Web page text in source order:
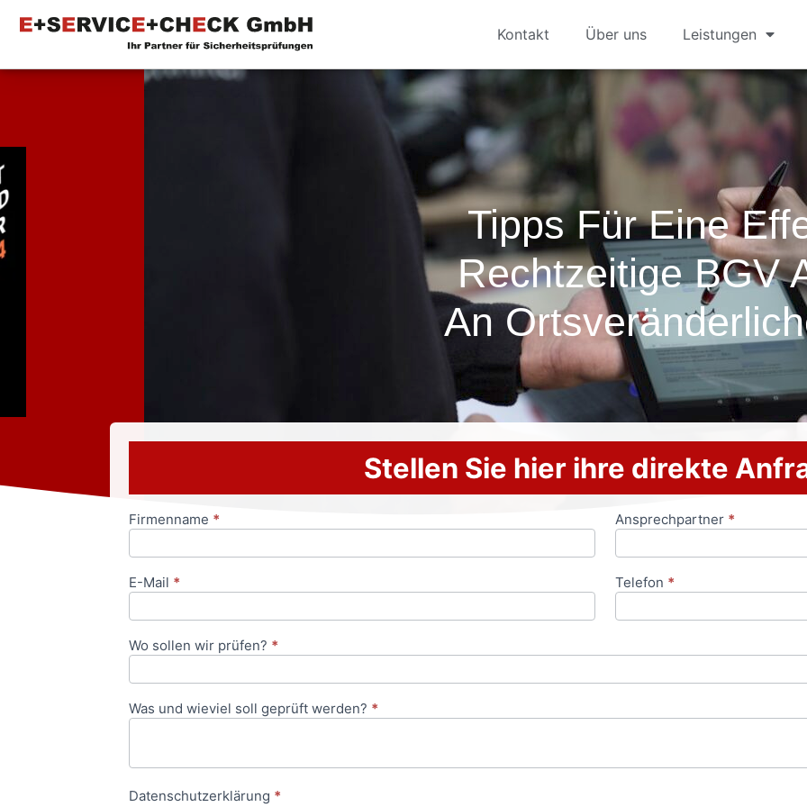
Kontakt Über uns Leistungen
Tipps Für Eine
Rechtzeitige BGV
An
Stellen Sie hier ihre direkte
Anfrageformular
Firmenname * Ansprechpartner *
E-Mail * Telefon *
Wo sollen wir prüfen? *
Was und wieviel soll geprüft werden? *
Datenschutzerklärung *